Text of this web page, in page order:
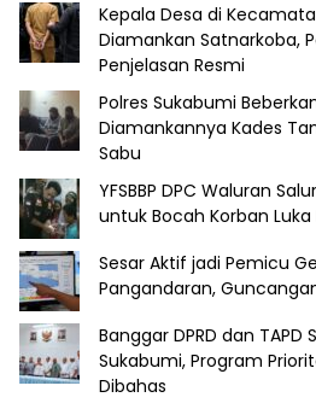
Kepala Desa di
Diamankan Satnarkoba,
Penjelasan Resmi
Polres Sukabumi
Diamankannya Kades
Sabu
YFSBBP DPC Waluran
untuk Bocah Korban Luka
Sesar Aktif jadi Pemicu
Pangandaran,
Banggar DPRD dan
Sukabumi, Program
Dibahas